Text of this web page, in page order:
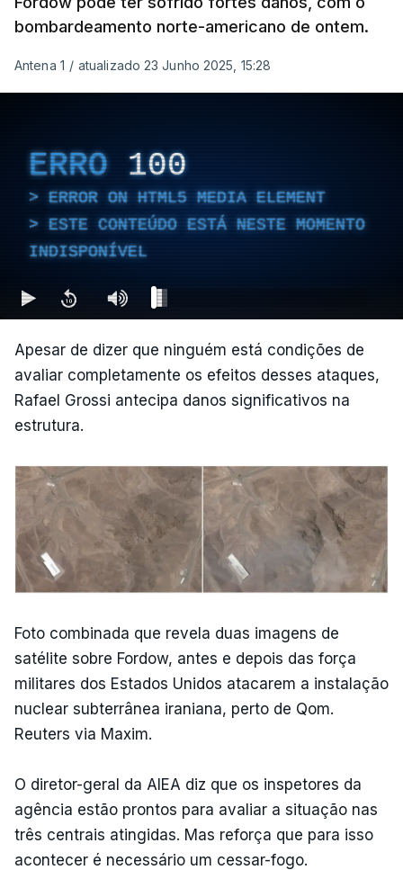
bombardeamento norte-americano de ontem.
Antena 1 / atualizado 23 Junho 2025, 15:28
ERRO 100
ERROR ON HTML5 MEDIA ELEMENT
ESTE CONTEÚDO ESTÁ NESTE MOMENTO
INDISPONÍVEL
Apesar de dizer que ninguém está condições de
avaliar completamente os efeitos desses ataques,
Rafael Grossi antecipa danos significativos na
estrutura.
Foto combinada que revela duas imagens de
satélite sobre Fordow, antes e depois das força
militares dos Estados Unidos atacarem a instalação
nuclear subterrânea iraniana, perto de Qom.
Reuters via Maxim.
O diretor-geral da AIEA diz que os inspetores da
agência estão prontos para avaliar a situação nas
três centrais atingidas. Mas reforça que para isso
acontecer é necessário um cessar-fogo.